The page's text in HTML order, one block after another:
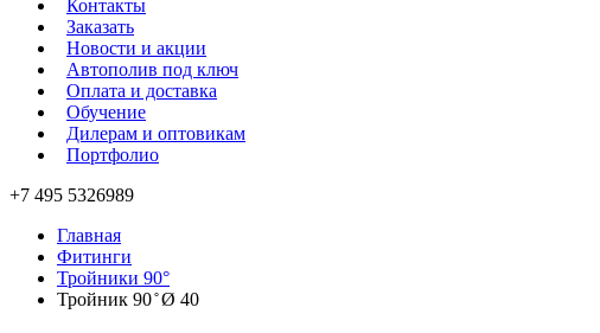
Контакты
Заказать
Новости и акции
Автополив под ключ
Оплата и доставка
Обучение
Дилерам и оптовикам
Портфолио
+7 495 5326989
Главная
Фитинги
Тройники 90°
Тройник 90 ̊ Ø 40